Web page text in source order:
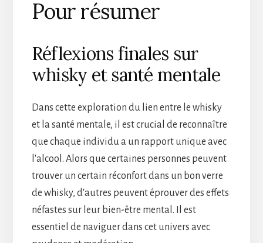
Pour résumer
Réflexions finales sur
whisky et santé mentale
Dans cette exploration du lien entre le whisky
et la santé mentale, il est crucial de reconnaître
que chaque individu a un rapport unique avec
l'alcool. Alors que certaines personnes peuvent
trouver un certain réconfort dans un bon verre
de whisky, d'autres peuvent éprouver des effets
néfastes sur leur bien-être mental. Il est
essentiel de naviguer dans cet univers avec